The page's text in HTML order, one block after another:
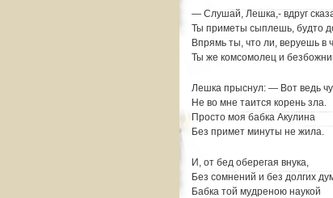
— Слушай, Лешка,- вдруг
Ты приметы сыплешь, будто
Впрямь ты, что ли, веруешь в
Ты же комсомолец и
Лешка прыснул: — Вот ведь
Не во мне таится корень зла.
Просто моя бабка Акулина
Без примет минуты не жила.
И, от бед оберегая внука,
Без сомнений и без долгих
Бабка той мудреною наукой